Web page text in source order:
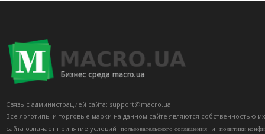
Связь с администрацией сайта: support@macro.ua.
Все логотипы и торговые марки на данном сайте являются собственностью
сайта означает принятие условий
пользовательского соглашения и политики